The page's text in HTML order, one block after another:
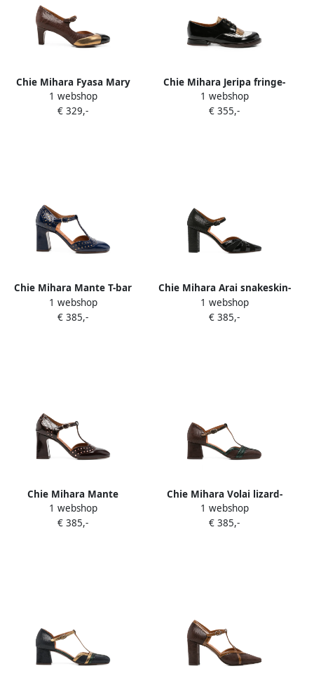
Chie Mihara Fyasa Mary
Jane round-toe pumps Bruin
1 webshop
€ 329,-
Chie Mihara Jeripa fringe-
detail leather shoes Zwart
1 webshop
€ 355,-
Chie Mihara Mante T-bar
heeled pumps Blauw
1 webshop
€ 385,-
Chie Mihara Arai snakeskin-
effect point-toe heeled
pumps Zwart
1 webshop
€ 385,-
Chie Mihara Mante
perforated T-bar heeled
pumps Rood
1 webshop
€ 385,-
Chie Mihara Volai lizard-
effect T-bar heeled pumps
Bruin
1 webshop
€ 385,-